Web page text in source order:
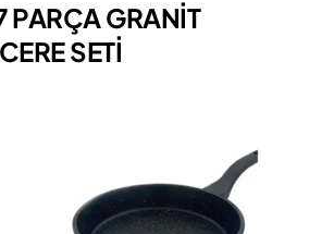
PARÇA GRANİT
SETİ